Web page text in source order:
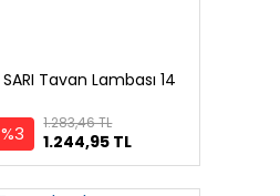
SARI Tavan Lambası 14
%3 1.244,95 TL
1.283,46 TL